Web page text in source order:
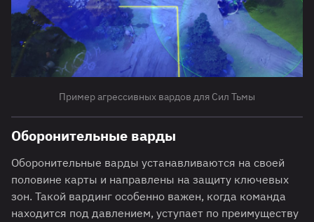
Пример агрессивных вардов для Сил Тьмы
Оборонительные варды
Оборонительные варды устанавливаются на своей
половине карты и направлены на защиту ключевых
зон. Такой вардинг особенно важен, когда команда
находится под давлением, уступает по преимуществу